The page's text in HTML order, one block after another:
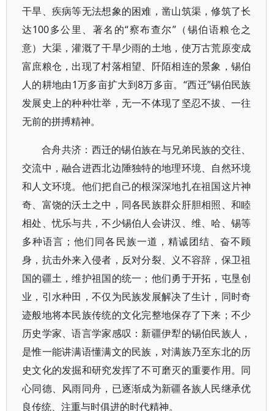
干旱、疾病等无法想象的困难，凿山筑渠，修筑了长
达100多公里、著名的“察布查尔”（锡伯语粮仓之
意）大渠，灌溉了干旱少雨的土地，使万古荒原变成
富庶粮仓，出现了村落相望、阡陌相连的景象，锡伯
人的耕地由1万多亩扩大到8万多亩。“西迁”锡伯民族
发展史上的种种壮举，无一不体现了坚忍不拔、一往
无前的拼搏精神。
合舟共济：西迁的锡伯族在与兄弟民族的交往、
交流中，融合进西北边陲独特的地理环境、自然环境
和人文环境。他们把自己的根深深地扎在祖国这片神
奇、富饶的沃土之中，同各民族群众肝胆相照、和睦
相处、忧乐与共，不少锡伯人会讲汉、维、哈、锡等
多种语言；他们同各民族一道，精诚团结、奋不顾
身，抗击外来入侵者，反对分裂、义不容辞，保卫祖
国的疆土，维护祖国的统一；他们勇于开拓，屯垦创
业，引水种田，不仅为民族发展解决了生计，同时奇
迹般地将本民族传统的文化完整地保存了下来；不少
历史学家、语言学家感叹：新疆伊犁的锡伯民族人，
是惟一能讲满语懂满文的民族，对满族乃至东北的历
史文化的发掘和研究发挥了不可磨灭的重要作用。同
心同德、风雨同舟，已逐渐成为新疆各族人民继承优
良传统、注重与时俱进的时代精神。